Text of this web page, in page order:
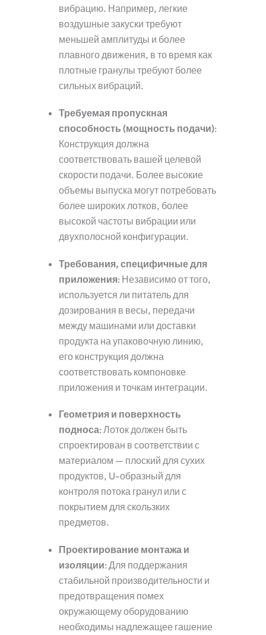
вибрацию. Например, легкие
воздушные закуски требуют
меньшей амплитуды и более
плавного движения, в то время как
плотные гранулы требуют более
сильных вибраций.
Требуемая пропускная
способность (мощность подачи):
Конструкция должна
соответствовать вашей целевой
скорости подачи. Более высокие
объемы выпуска могут потребовать
более широких лотков, более
высокой частоты вибрации или
двухполосной конфигурации.
Требования, специфичные для
приложения: Независимо от того,
используется ли питатель для
дозирования в весы, передачи
между машинами или доставки
продукта на упаковочную линию,
его конструкция должна
соответствовать компоновке
приложения и точкам интеграции.
Геометрия и поверхность
подноса: Лоток должен быть
спроектирован в соответствии с
материалом — плоский для сухих
продуктов, U-образный для
контроля потока гранул или с
покрытием для скользких
предметов.
Проектирование монтажа и
изоляции: Для поддержания
стабильной производительности и
предотвращения помех
окружающему оборудованию
необходимы надлежащее гашение